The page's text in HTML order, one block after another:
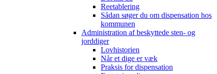
Reetablering
Sådan søger du om dispensation hos
kommunen
Administration af beskyttede sten- og
jorddiger
Lovhistorien
Når et dige er væk
Praksis for dispensation